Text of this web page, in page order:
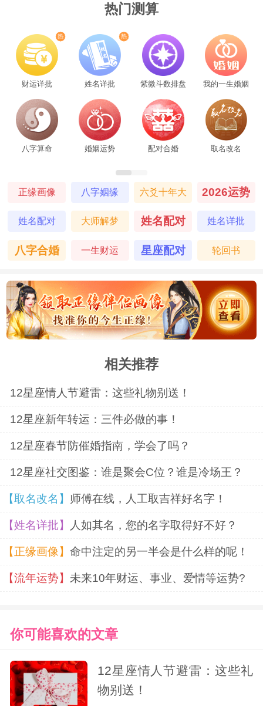
热门测算
财运详批 姓名详批 紫微斗数排盘 我的一生婚姻
八字算命 婚姻运势 配对合婚 取名改名
正缘画像 八字姻缘 六爻十年大 2026运势
姓名配对 大师解梦 姓名配对 姓名详批
八字合婚 一生财运 星座配对 轮回书
相关推荐
12星座情人节避雷：这些礼物别送！
12星座新年转运：三件必做的事！
12星座春节防催婚指南，学会了吗？
12星座社交图鉴：谁是聚会C位？谁是冷场王？
【取名改名】 师傅在线，人工取吉祥好名字！
【姓名详批】 人如其名，您的名字取得好不好？
【正缘画像】命中注定的另一半会是什么样的呢！
【流年运势】 未来10年财运、事业、爱情等运势?
你可能喜欢的文章
12星座情人节避雷：这些礼
物别送！